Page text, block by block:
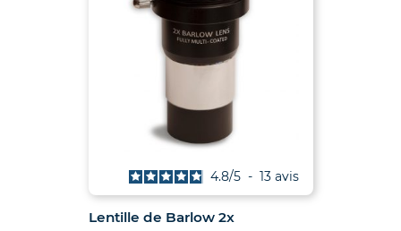
Lentille de Barlow 2x
4.8/5 - 13 avis